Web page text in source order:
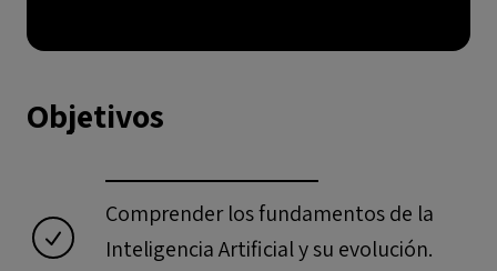
Objetivos
Comprender los fundamentos de la
Inteligencia Artificial y su evolución.